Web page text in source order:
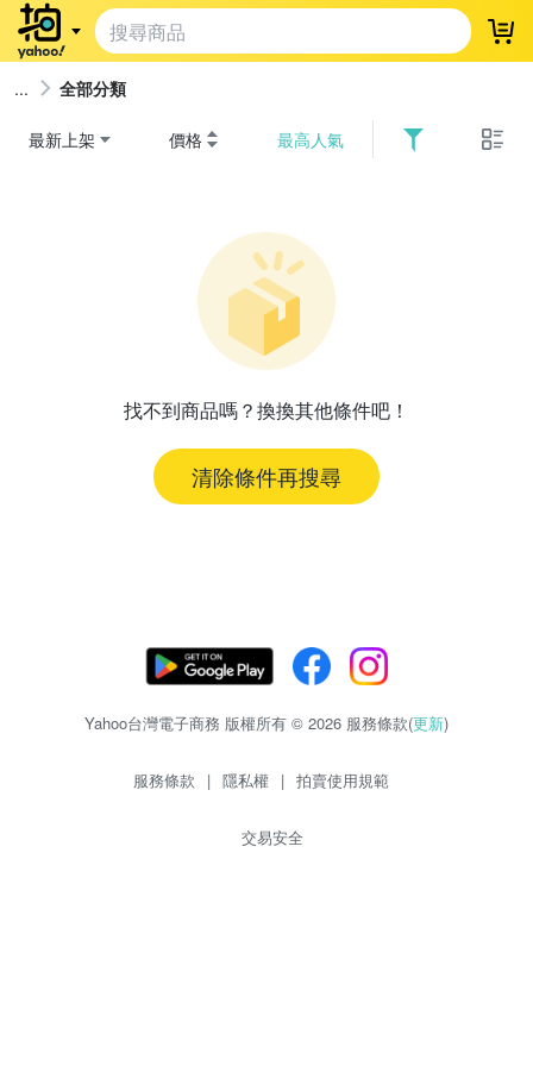
登
全部分類
最新上架 價格 最高人氣
找不到商品嗎？換換其他條件吧！
清除條件再搜尋
Yahoo台灣電子商務 版權所有 © 2026 服務條款(更新)
服務條款 | 隱私權 | 拍賣使用規範
交易安全